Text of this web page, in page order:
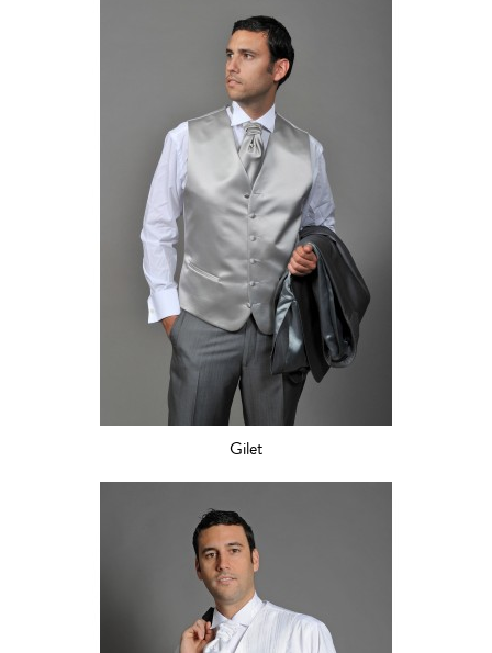
Gilet